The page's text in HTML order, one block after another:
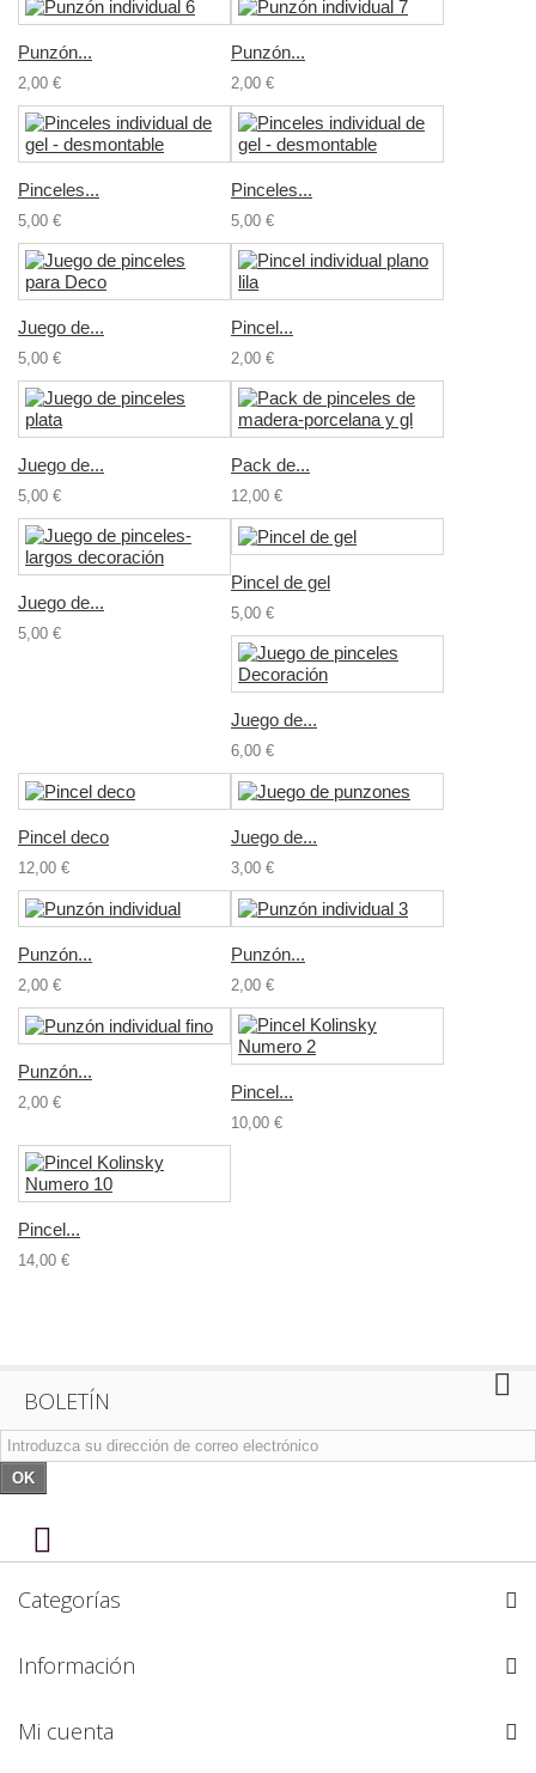
Punzón...
2,00 €
Punzón...
2,00 €
Pinceles...
5,00 €
Pinceles...
5,00 €
Juego de...
5,00 €
Pincel...
2,00 €
Juego de...
5,00 €
Pack de...
12,00 €
Juego de...
5,00 €
Pincel de gel
5,00 €
Juego de...
6,00 €
Pincel deco
12,00 €
Juego de...
3,00 €
Punzón...
2,00 €
Punzón...
2,00 €
Punzón...
2,00 €
Pincel...
10,00 €
Pincel...
14,00 €
BOLETÍN
OK
Categorías
Información
Mi cuenta